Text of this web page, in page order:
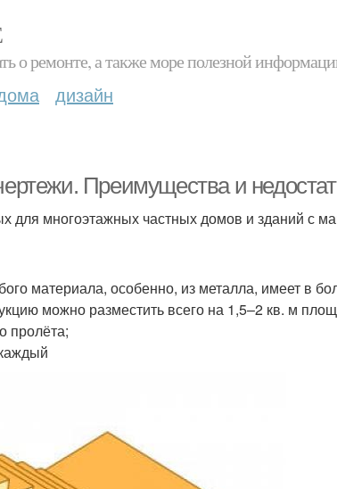
о ремонте, а также море полезной
дизайн
Преимущества и
для многоэтажных частных домов и зданий с
материала, особенно, из металла, имеет в
можно разместить всего на 1,5–2 кв. м
пролёта;